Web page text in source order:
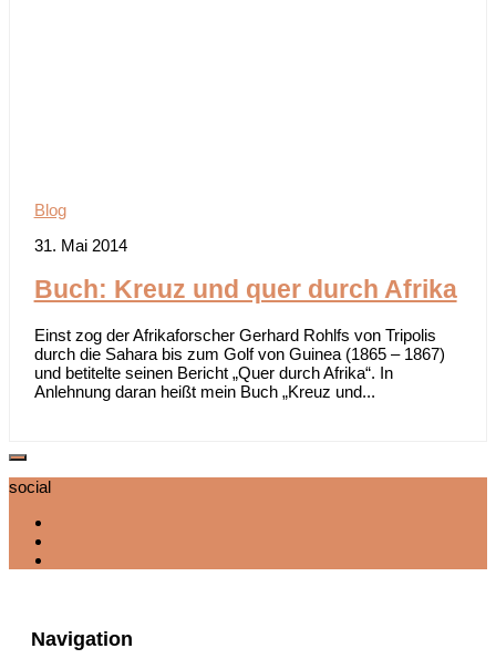
Blog
31. Mai 2014
Buch: Kreuz und quer durch Afrika
Einst zog der Afrikaforscher Gerhard Rohlfs von Tripolis
durch die Sahara bis zum Golf von Guinea (1865 – 1867)
und betitelte seinen Bericht „Quer durch Afrika“. In
Anlehnung daran heißt mein Buch „Kreuz und...
social
Navigation